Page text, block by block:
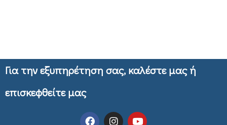
Για την εξυπηρέτηση σας, καλέστε μας ή
επισκεφθείτε μας